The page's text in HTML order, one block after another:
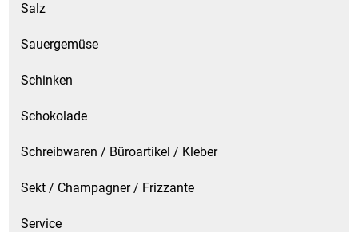
Salz
Sauergemüse
Schinken
Schokolade
Schreibwaren / Büroartikel / Kleber
Sekt / Champagner / Frizzante
Service